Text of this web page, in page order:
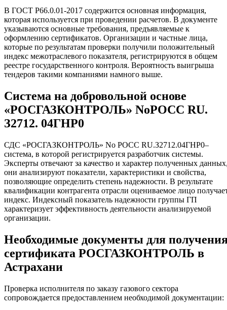
В ГОСТ Р66.0.01-2017 содержится основная информация,
которая используется при проведении расчетов. В документе
указываются основные требования, предъявляемые к
оформлению сертификатов. Организации и частные лица,
которые по результатам проверки получили положительный
индекс межотраслевого показателя, регистрируются в общем
реестре государственного контроля. Вероятность выигрыша
тендеров такими компаниями намного выше.
Система на добровольной основе
«РОСГАЗКОНТРОЛЬ» NoРОСС RU.
З2712. 04ГНР0
СДС «РОСГАЗКОНТРОЛЬ» No РОСС RU.З2712.04ГНР0–
система, в которой регистрируется разработчик системы.
Эксперты отвечают за качество и характер полученных
они анализируют показатели, характеристики и свойства,
позволяющие определить степень надежности. В результате
квалификации контрагента отрасли оцениваемое лицо
индекс. Индексный показатель надежности группы ГП
характеризует эффективность деятельности анализируемой
организации.
Необходимые документы для
сертификата РОСГАЗКОНТРОЛЬ в
Астрахани
Проверка исполнителя по заказу газового сектора
сопровождается предоставлением необходимой документации: